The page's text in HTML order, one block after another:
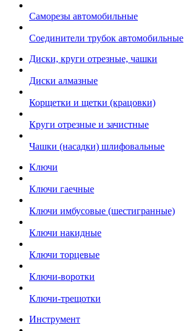
Саморезы автомобильные
Соединители трубок автомобильные
Диски, круги отрезные, чашки
Диски алмазные
Корщетки и щетки (крацовки)
Круги отрезные и зачистные
Чашки (насадки) шлифовальные
Ключи
Ключи гаечные
Ключи имбусовые (шестигранные)
Ключи накидные
Ключи торцевые
Ключи-воротки
Ключи-трещотки
Инструмент